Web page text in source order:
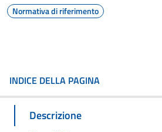
Normativa di riferimento
INDICE DELLA PAGINA
Descrizione